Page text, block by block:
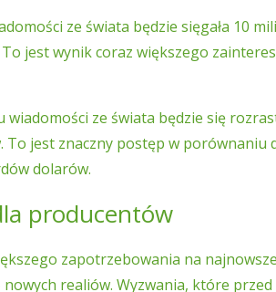
ze świata będzie sięgała 10
To jest wynik coraz większego
ze świata będzie się
To jest znaczny postęp w porównaniu
dolarów.
producentów
zapotrzebowania na
realiów. Wyzwania, które